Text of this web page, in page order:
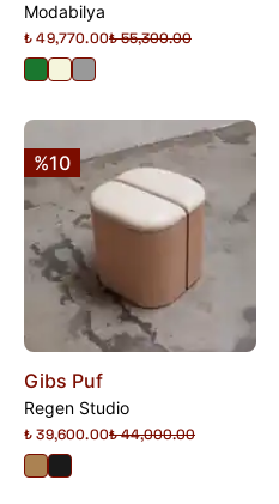
Modabilya
₺ 49,770.00₺ 55,300.00
%10
Gibs Puf
Regen Studio
₺ 39,600.00₺ 44,000.00